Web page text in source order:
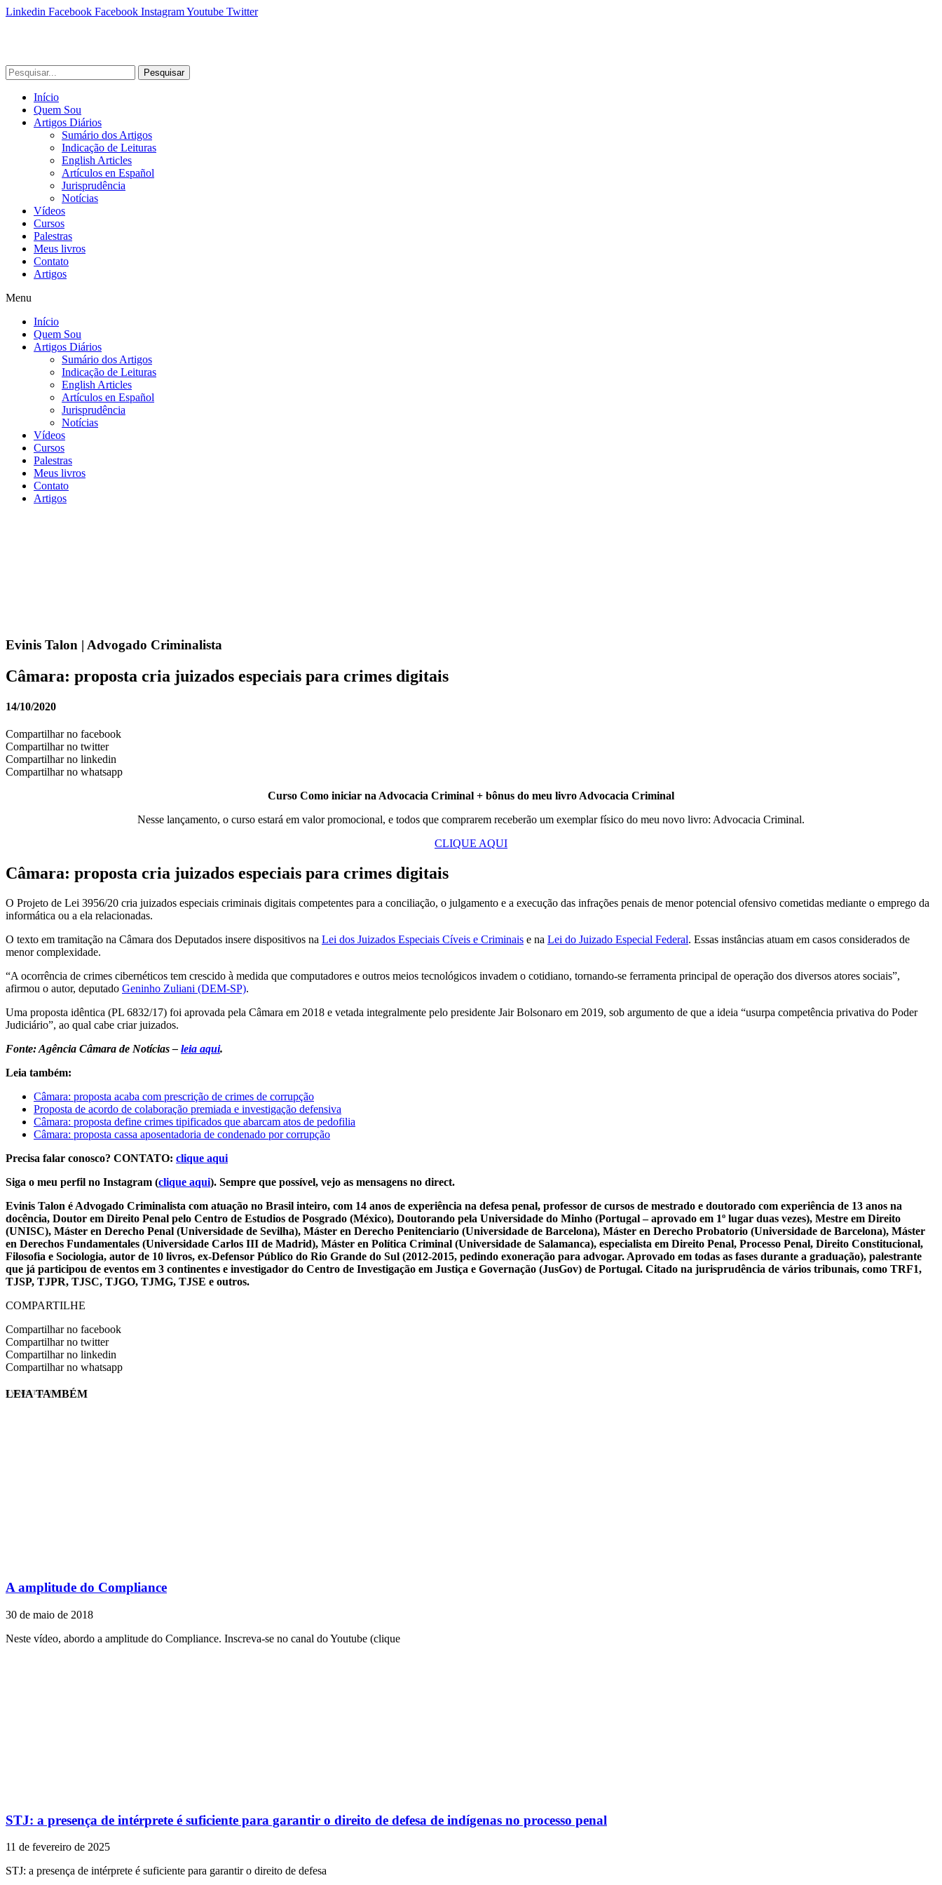
Linkedin Facebook Facebook InstagramYoutube Twitter
Pesquisar
Início
Quem Sou
Artigos Diários
Sumário dos Artigos
Indicação de Leituras
English Articles
Artículos en Español
Jurisprudência
Notícias
Vídeos
Cursos
Palestras
Meus livros
Contato
Artigos
Menu
Início
Quem Sou
Artigos Diários
Sumário dos Artigos
Indicação de Leituras
English Articles
Artículos en Español
Jurisprudência
Notícias
Vídeos
Cursos
Palestras
Meus livros
Contato
Artigos
Evinis Talon | Advogado Criminalista
Câmara: proposta cria juizados especiais para crimes digitais
14/10/2020
Compartilhar no facebook
Compartilhar no twitter
Compartilhar no linkedin
Compartilhar no whatsapp
Curso Como iniciar na Advocacia Criminal + bônus do meu livro Advocacia Criminal
Nesse lançamento, o curso estará em valor promocional, e todos que comprarem receberão um exemplar físico do meu novo livro: Advocacia Criminal.
CLIQUE AQUI
Câmara: proposta cria juizados especiais para crimes digitais
O Projeto de Lei 3956/20 cria juizados especiais criminais digitais competentes para a conciliação, o julgamento e a execução das infrações penais de menor potencial ofensivo cometidas mediante o emprego da
informática ou a ela relacionadas.
O texto em tramitação na Câmara dos Deputados insere dispositivos na Lei dos Juizados Especiais Cíveis e Criminais e na Lei do Juizado Especial Federal. Essas instâncias atuam em casos considerados de
menor complexidade.
“A ocorrência de crimes cibernéticos tem crescido à medida que computadores e outros meios tecnológicos invadem o cotidiano, tornando-se ferramenta principal de operação dos diversos atores sociais”,
afirmou o autor, deputado Geninho Zuliani (DEM-SP).
Uma proposta idêntica (PL 6832/17) foi aprovada pela Câmara em 2018 e vetada integralmente pelo presidente Jair Bolsonaro em 2019, sob argumento de que a ideia “usurpa competência privativa do Poder
Judiciário”, ao qual cabe criar juizados.
Fonte: Agência Câmara de Notícias – leia aqui.
Leia também:
Câmara: proposta acaba com prescrição de crimes de corrupção
Proposta de acordo de colaboração premiada e investigação defensiva
Câmara: proposta define crimes tipificados que abarcam atos de pedofilia
Câmara: proposta cassa aposentadoria de condenado por corrupção
Precisa falar conosco? CONTATO: clique aqui
Siga o meu perfil no Instagram (clique aqui). Sempre que possível, vejo as mensagens no direct.
Evinis Talon é Advogado Criminalista com atuação no Brasil inteiro, com 14 anos de experiência na defesa penal, professor de cursos de mestrado e doutorado com experiência de 13 anos na
docência, Doutor em Direito Penal pelo Centro de Estudios de Posgrado (México), Doutorando pela Universidade do Minho (Portugal – aprovado em 1º lugar duas vezes), Mestre em Direito
(UNISC), Máster en Derecho Penal (Universidade de Sevilha), Máster en Derecho Penitenciario (Universidade de Barcelona), Máster en Derecho Probatorio (Universidade de Barcelona), Máster
en Derechos Fundamentales (Universidade Carlos III de Madrid), Máster en Política Criminal (Universidade de Salamanca), especialista em Direito Penal, Processo Penal, Direito Constitucional,
Filosofia e Sociologia, autor de 10 livros, ex-Defensor Público do Rio Grande do Sul (2012-2015, pedindo exoneração para advogar. Aprovado em todas as fases durante a graduação), palestrante
que já participou de eventos em 3 continentes e investigador do Centro de Investigação em Justiça e Governação (JusGov) de Portugal. Citado na jurisprudência de vários tribunais, como TRF1,
TJSP, TJPR, TJSC, TJGO, TJMG, TJSE e outros.
COMPARTILHE
Compartilhar no facebook
Compartilhar no twitter
Compartilhar no linkedin
Compartilhar no whatsapp
EVINIS TALON
LEIA TAMBÉM
A amplitude do Compliance
30 de maio de 2018
Neste vídeo, abordo a amplitude do Compliance. Inscreva-se no canal do Youtube (clique
STJ: a presença de intérprete é suficiente para garantir o direito de defesa de indígenas no processo penal
11 de fevereiro de 2025
STJ: a presença de intérprete é suficiente para garantir o direito de defesa